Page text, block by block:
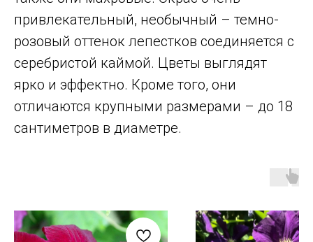
привлекательный, необычный – темно-
розовый оттенок лепестков соединяется с
серебристой каймой. Цветы выглядят
ярко и эффектно. Кроме того, они
отличаются крупными размерами – до 18
сантиметров в диаметре.